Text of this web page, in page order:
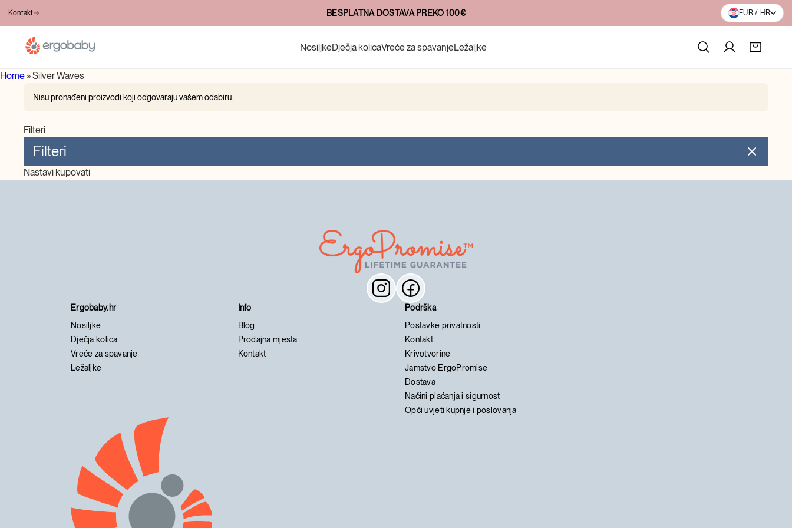
Kontakt BESPLATNA DOSTAVA PREKO 100€ 20+ GODINA INOVACIJAEUR / HR
NosiljkeDječja kolicaVreće za spavanjeLežaljke
Home»Silver Waves
Nisu pronađeni proizvodi koji odgovaraju vašem odabiru.
Filteri
Filteri
Nastavi kupovati
Ergobaby.hr
Nosiljke
Dječja kolica
Vreće za spavanje
Ležaljke
Info
Blog
Prodajna mjesta
Kontakt
Podrška
Postavke privatnosti
Kontakt
Krivotvorine
Jamstvo ErgoPromise
Dostava
Načini plaćanja i sigurnost
Opći uvjeti kupnje i poslovanja